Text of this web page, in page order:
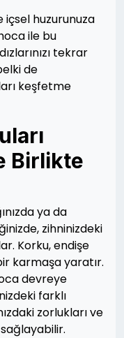
içsel huzurunuza
ile bu
tekrar
de
keşfetme
Birlikte
ya da
zihninizdeki
Korku, endişe
karmaşa yaratır.
devreye
farklı
zorlukları ve